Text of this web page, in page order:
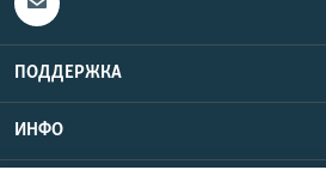
ПОДДЕРЖКА
ИНФО